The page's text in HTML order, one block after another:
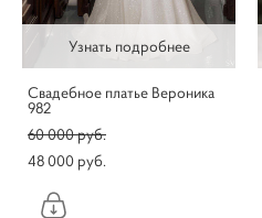
Узнать подробнее
Свадебное платье Вероника
982
60 000 pуб.
48 000 pуб.